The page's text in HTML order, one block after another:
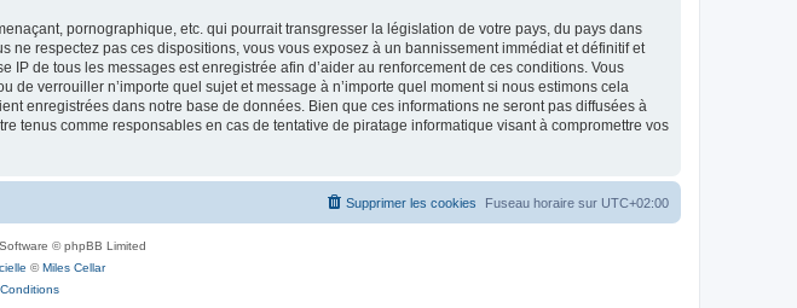
pornographique, etc. qui pourrait transgresser la législation de votre pays, du pays dans
respectez pas ces dispositions, vous vous exposez à un bannissement immédiat et définitif et
IP de tous les messages est enregistrée afin d’aider au renforcement de ces conditions. Vous
verrouiller n’importe quel sujet et message à n’importe quel moment si nous estimons cela
enregistrées dans notre base de données. Bien que ces informations ne seront pas diffusées à
tenus comme responsables en cas de tentative de piratage informatique visant à compromettre vos
Fuseau horaire sur UTC+02:00
Supprimer les cookies
© phpBB Limited
©Miles Cellar
Conditions